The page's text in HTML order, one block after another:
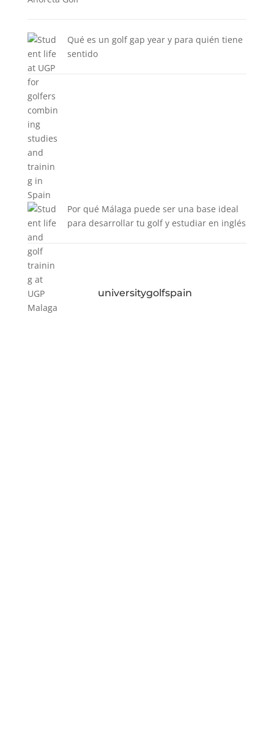
Qué es un golf gap year y para quién tiene
sentido
Por qué Málaga puede ser una base ideal
para desarrollar tu golf y estudiar en inglés
universitygolfspain